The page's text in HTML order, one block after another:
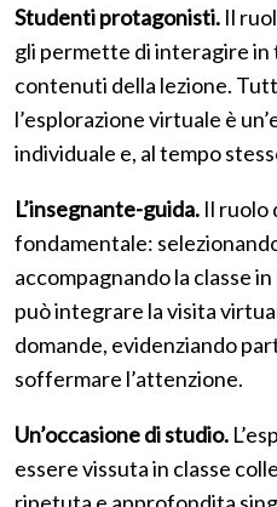
Studenti protagonisti. Il
gli permette di interagire in
contenuti della lezione.
l’esplorazione virtuale è
individuale e, al tempo
L’insegnante-guida. Il ruolo
fondamentale:
accompagnando la classe
può integrare la visita
domande, evidenziando
soffermare l’attenzione.
Un’occasione di studio.
essere vissuta in classe